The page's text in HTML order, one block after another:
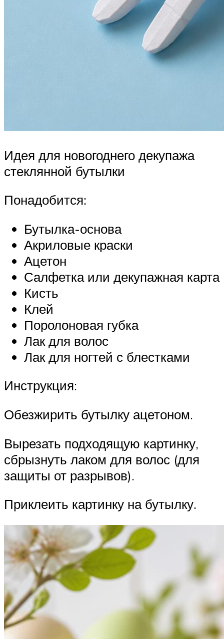
Идея для новогоднего декупажа
стеклянной бутылки
Понадобится:
Бутылка-основа
Акриловые краски
Ацетон
Салфетка или декупажная карта
Кисть
Клей
Поролоновая губка
Лак для волос
Лак для ногтей с блестками
Инструкция:
Обезжирить бутылку ацетоном.
Вырезать подходящую картинку,
сбрызнуть лаком для волос (для
защиты от разрывов).
Приклеить картинку на бутылку.